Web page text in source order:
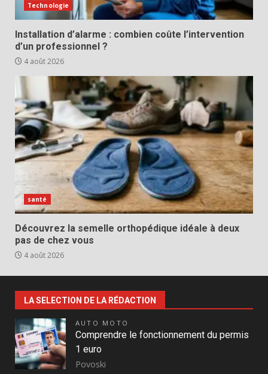
Technologie
Installation d’alarme : combien coûte l’intervention
d’un professionnel ?
4 août 2026
santé
Découvrez la semelle orthopédique idéale à deux
pas de chez vous
4 août 2026
LA SELECTION DE LA RÉDACTION
AUTO MOTO
Comprendre le fonctionnement du permis
1 euro
Povoski